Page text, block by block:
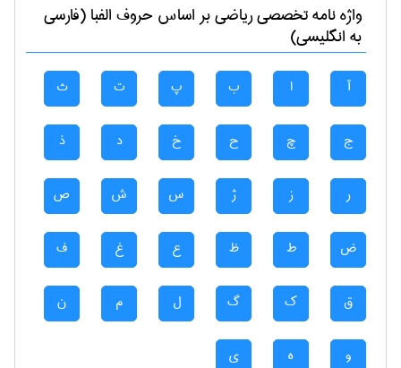
واژه نامه تخصصیرياضیبر اساس حروف الفبا (فارسی
به انگلیسی)
آ ا ب پ ت ث
ج چ ح خ د ذ
ر ز ژ س ش ص
ض ط ظ ع غ ف
ق ک گ ل م ن
و ه ی